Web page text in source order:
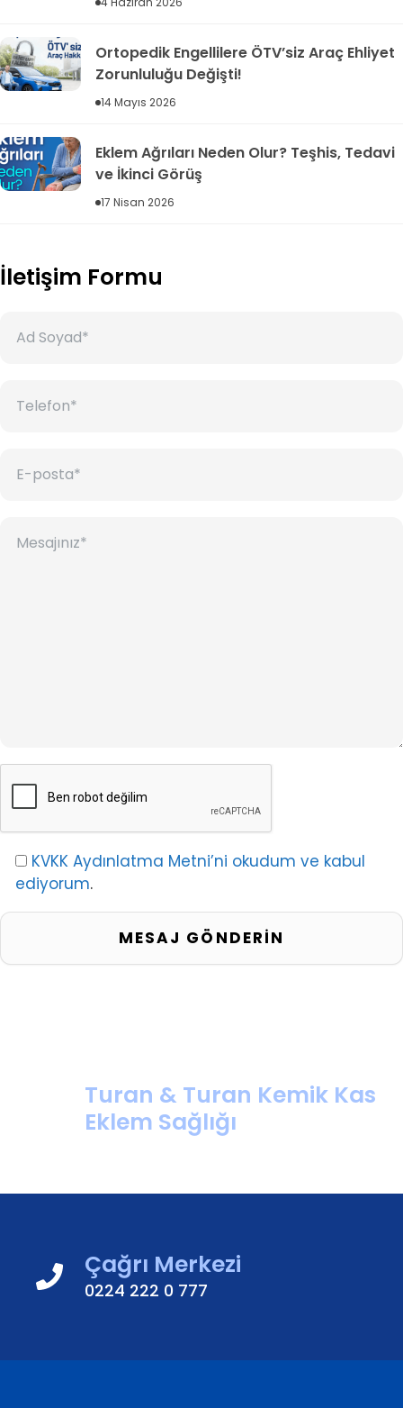
Ortopedik Engellilere ÖTV’siz Araç Ehliyet
Zorunluluğu Değişti!
14 Mayıs 2026
Eklem Ağrıları Neden Olur? Teşhis, Tedavi
ve İkinci Görüş
17 Nisan 2026
İletişim Formu
KVKK Aydınlatma Metni’ni okudum ve kabul
ediyorum.
Turan & Turan Kemik Kas
Eklem Sağlığı
Çağrı Merkezi
0224 222 0 777